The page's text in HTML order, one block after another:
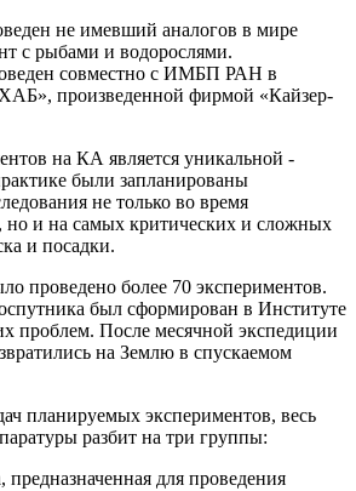
не имевший аналогов в мире
с рыбами и водорослями.
совместно с ИМБП РАН в
произведенной фирмой «Кайзер-
на КА является уникальной -
были запланированы
не только во время
но и на самых критических и сложных
и посадки.
проведено более 70 экспериментов.
был сформирован в Институте
проблем. После месячной экспедиции
на Землю в спускаемом
планируемых экспериментов, весь
разбит на три группы:
предназначенная для проведения